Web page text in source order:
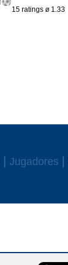
15 ratings ø 1.33
Jugadores